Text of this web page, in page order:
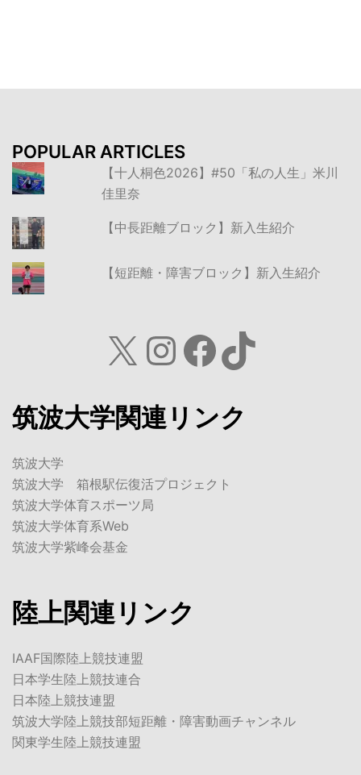
POPULAR ARTICLES
【十人桐色2026】#50「私の人生」米川
佳里奈
【中長距離ブロック】新入生紹介
【短距離・障害ブロック】新入生紹介
X Instagram
Facebook
TikTok
筑波大学関連リンク
筑波大学
筑波大学 箱根駅伝復活プロジェクト
筑波大学体育スポーツ局
筑波大学体育系Web
筑波大学紫峰会基金
陸上関連リンク
IAAF国際陸上競技連盟
日本学生陸上競技連合
日本陸上競技連盟
筑波大学陸上競技部短距離・障害動画チャンネル
関東学生陸上競技連盟